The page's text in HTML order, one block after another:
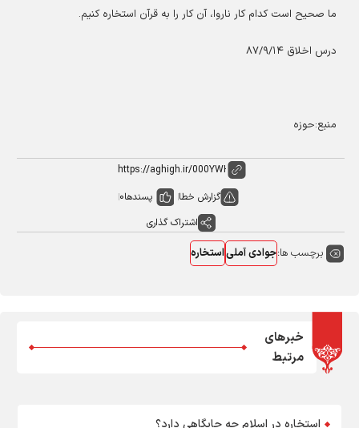
ما صحیح است کدام کار ناروا، آن کار را به قرآن استخاره کنیم.
درس اخلاق ۸۷/٩/١۴
منبع:حوزه
گزارش خطا پسندها0
اشتراک گذاری
برچسب ها:جوادی آملیاستخاره
خبرهای
مرتبط